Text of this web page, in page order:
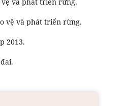
vệ và phát triển rừng.
2013.